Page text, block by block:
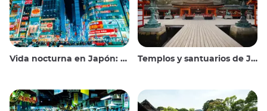
Vida nocturna en Japón: salir, ver y beber Templos y santuarios de Japón